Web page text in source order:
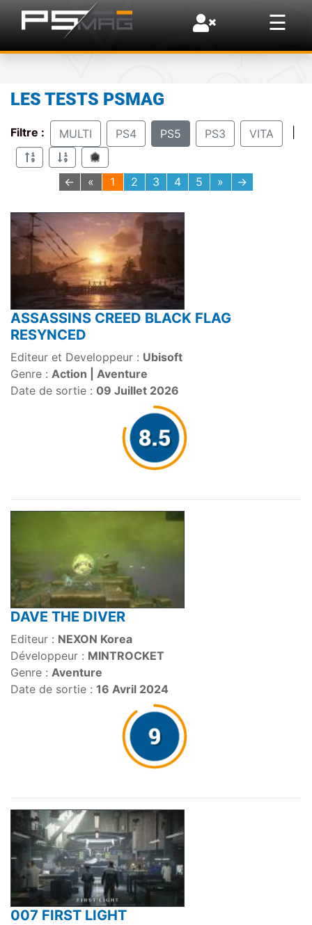
☰
×
LES TESTS PSMAG
Filtre : MULTI PS4 PS5 PS3 VITA
← « 1 2 3 4 5 » →
ASSASSINS CREED BLACK FLAG
RESYNCED
Editeur et Developpeur : Ubisoft
Genre : Action | Aventure
Date de sortie : 09 Juillet 2026
DAVE THE DIVER
Editeur : NEXON Korea
Développeur : MINTROCKET
Genre : Aventure
Date de sortie : 16 Avril 2024
007 FIRST LIGHT